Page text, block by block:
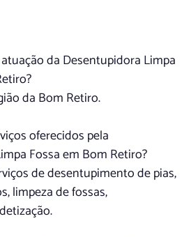
da Desentupidora Limpa
da Bom Retiro.
oferecidos pela
Fossa em Bom Retiro?
de desentupimento de pias,
limpeza de fossas,